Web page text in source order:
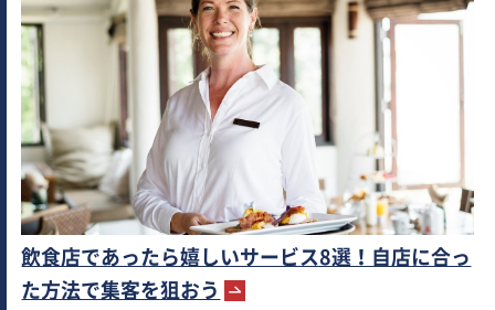
飲食店であったら嬉しいサービス8選！自店に合っ
た方法で集客を狙おう